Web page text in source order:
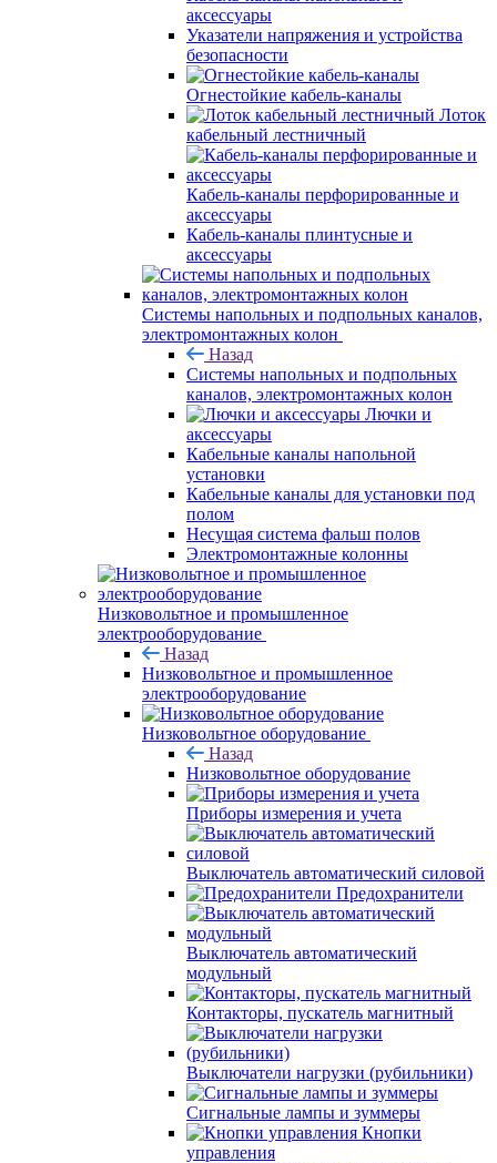
аксессуары
Указатели напряжения и устройства
безопасности
Огнестойкие кабель-каналы
Лоток
кабельный лестничный
Кабель-каналы перфорированные и
аксессуары
Кабель-каналы плинтусные и
аксессуары
Системы напольных и подпольных каналов,
электромонтажных колон
Назад
Системы напольных и подпольных
каналов, электромонтажных колон
Лючки и
аксессуары
Кабельные каналы напольной
установки
Кабельные каналы для установки под
полом
Несущая система фальш полов
Электромонтажные колонны
Низковольтное и промышленное
электрооборудование
Назад
Низковольтное и промышленное
электрооборудование
Низковольтное оборудование
Назад
Низковольтное оборудование
Приборы измерения и учета
Выключатель автоматический силовой
Предохранители
Выключатель автоматический
модульный
Контакторы, пускатель магнитный
Выключатели нагрузки (рубильники)
Сигнальные лампы и зуммеры
Кнопки
управления